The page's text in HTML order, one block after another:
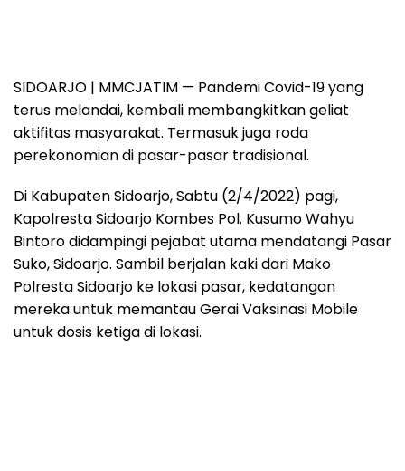
SIDOARJO | MMCJATIM — Pandemi Covid-19 yang
terus melandai, kembali membangkitkan geliat
aktifitas masyarakat. Termasuk juga roda
perekonomian di pasar-pasar tradisional.
Di Kabupaten Sidoarjo, Sabtu (2/4/2022) pagi,
Kapolresta Sidoarjo Kombes Pol. Kusumo Wahyu
Bintoro didampingi pejabat utama mendatangi Pasar
Suko, Sidoarjo. Sambil berjalan kaki dari Mako
Polresta Sidoarjo ke lokasi pasar, kedatangan
mereka untuk memantau Gerai Vaksinasi Mobile
untuk dosis ketiga di lokasi.